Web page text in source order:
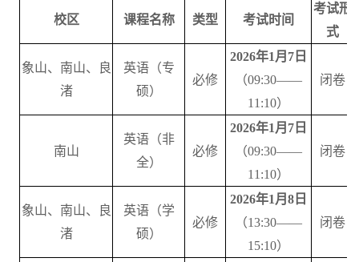
校区 课程名称 类型 考试时间
考试形
式
象山、 南山、良
渚
英语（专
硕）
必修
2026年1月 7 日
（09:30——
1 1 :10）
闭卷
南山
英语（非
全）
必修
2026年1月 7 日
（09:30——
1 1 :10）
闭卷
象山、南山、良
渚
英语（学
硕）
必修
2026年1月 8 日
（13:30——
1 5:10）
闭卷